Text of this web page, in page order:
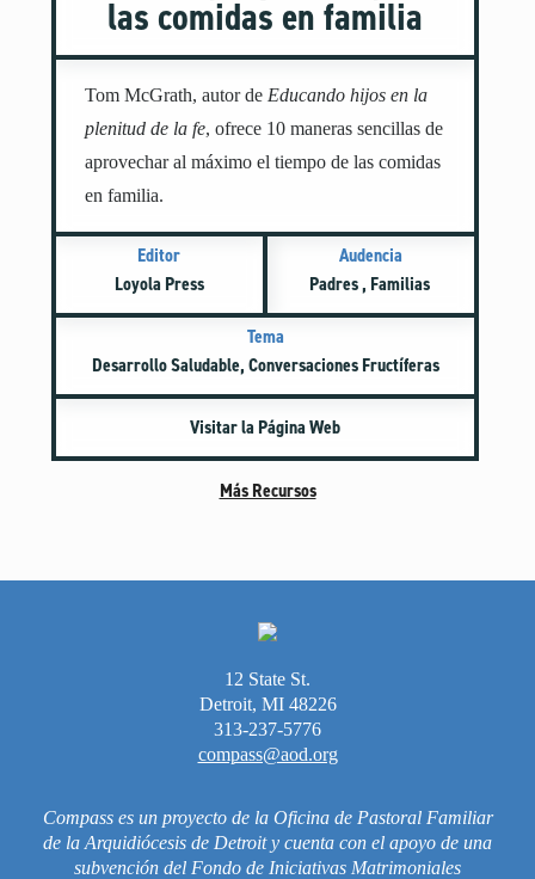
Género e Identidad Sexual
Independencia
Inteligencia Artificial
Masturbación
Miedo y La Preocupación
Modelado de Conductas
Pornografía
Positividad Corporal
Preparación para la Universidad y el Futuro
Redes Sociales
Más Recursos para las Familias
Sobre Compass
Videos
las comidas en familia
Tom McGrath, autor de Educando hijos en la
plenitud de la fe, ofrece 10 maneras sencillas de
aprovechar al máximo el tiempo de las comidas
en familia.
Editor
Loyola Press
Audencia
Padres , Familias
Tema
Desarrollo Saludable, Conversaciones Fructíferas
Visitar la Página Web
Más Recursos
12 State St.
Detroit, MI 48226
313-237-5776
compass@aod.org
Compass es un proyecto de la Oficina de Pastoral Familiar
de la Arquidiócesis de Detroit y cuenta con el apoyo de una
subvención del Fondo de Iniciativas Matrimoniales